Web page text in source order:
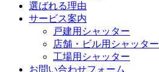
選ばれる理由
サービス案内
戸建用シャッター
店舗・ビル用シャッター
工場用シャッター
お問い合わせフォーム